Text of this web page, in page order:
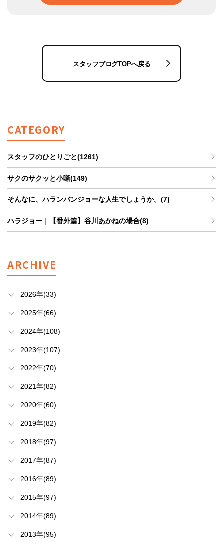
スタッフブログTOPへ戻る
CATEGORY
スタッフのひとりごと(1261)
サクのサクッと小噺(149)
そんなに、ハランバンジョーな人生でしょうか。(7)
ハラジョー｜【番外篇】谷川あかねの場合(8)
ARCHIVE
2026年(33)
2025年(66)
2024年(108)
2023年(107)
2022年(70)
2021年(82)
2020年(60)
2019年(82)
2018年(97)
2017年(87)
2016年(89)
2015年(97)
2014年(89)
2013年(95)